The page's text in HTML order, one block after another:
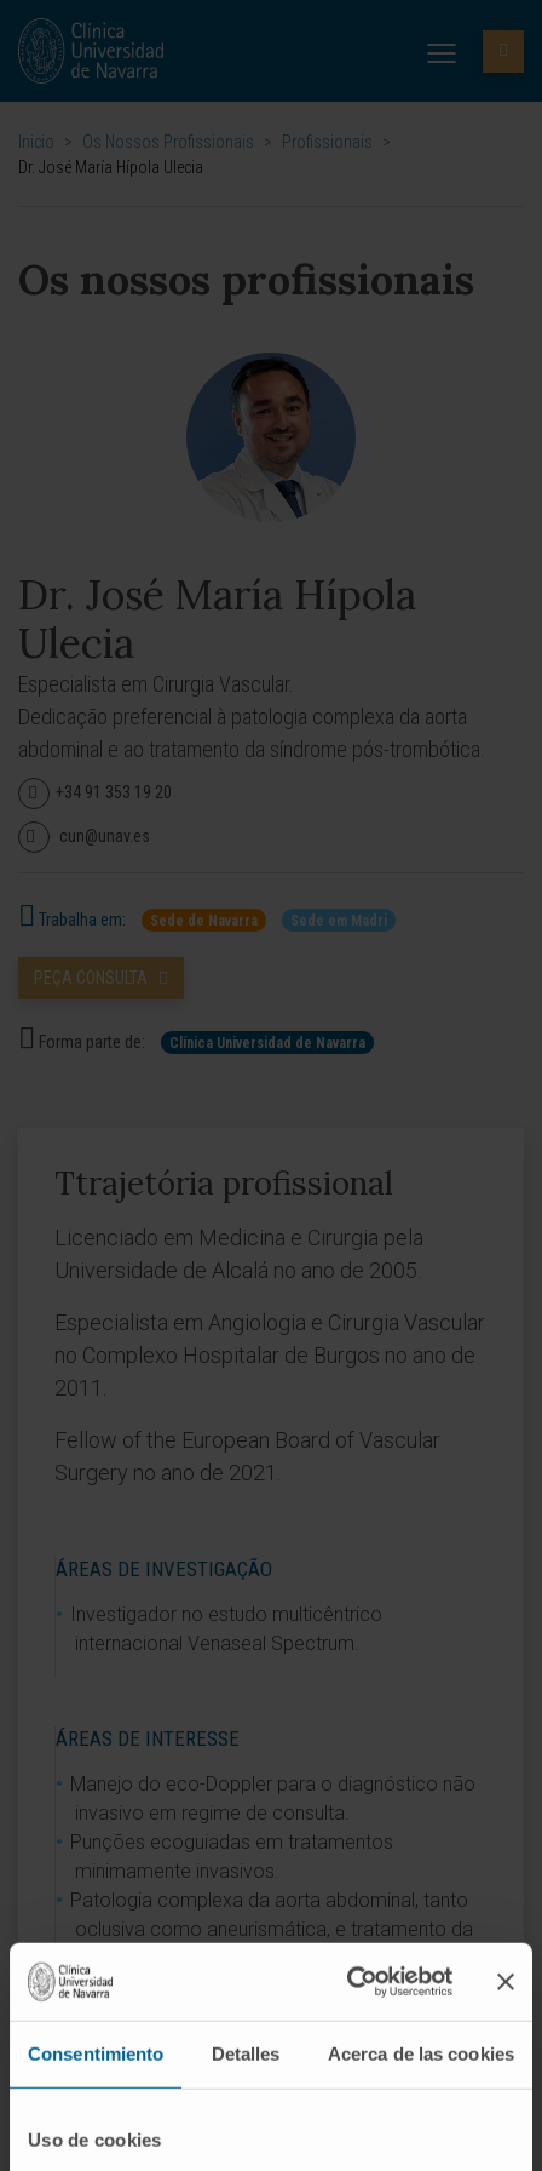
Consentimiento Detalles Acerca de las cookies
Uso de cookies
Inicio > Os Nossos Profissionais > Profissionais
>
Dr. José María Hípola Ulecia
Os nossos profissionais
Dr. José María Hípola
Ulecia
Especialista em Cirurgia Vascular.
Dedicação preferencial à patologia complexa da aorta
abdominal e ao tratamento da síndrome pós-trombótica.
+34 91 353 19 20
cun@unav.es
Trabalha em: Sede de Navarra Sede em Madri
PEÇA CONSULTA
Forma parte de: Clínica Universidad de Navarra
Ttrajetória profissional
Licenciado em Medicina e Cirurgia pela
Universidade de Alcalá no ano de 2005.
Especialista em Angiologia e Cirurgia Vascular
no Complexo Hospitalar de Burgos no ano de
2011.
Fellow of the European Board of Vascular
Surgery no ano de 2021.
ÁREAS DE INVESTIGAÇÃO
Investigador no estudo multicêntrico
internacional Venaseal Spectrum.
ÁREAS DE INTERESSE
Manejo do eco-Doppler para o diagnóstico não
invasivo em regime de consulta.
Punções ecoguiadas em tratamentos
minimamente invasivos.
Patologia complexa da aorta abdominal, tanto
oclusiva como aneurismática, e tratamento da
síndrome pós-trombótica através de
recanalizações do setor ílio-cavo.